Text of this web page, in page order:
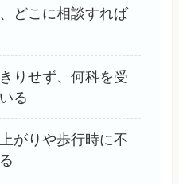
どこに相談すれば
りせず、何科を受
る
がりや歩行時に不